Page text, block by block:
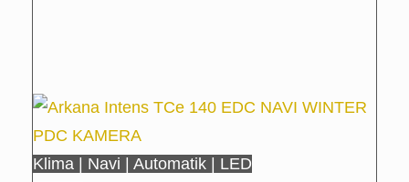
Klima | Navi | Automatik | LED